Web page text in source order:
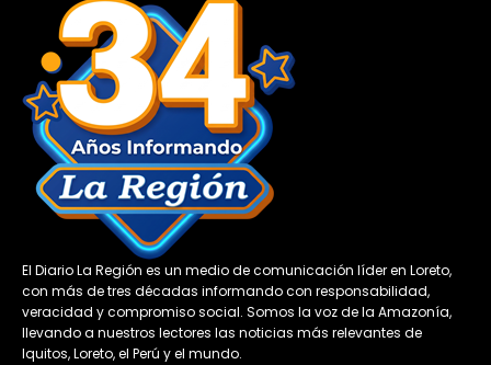
El Diario La Región es un medio de comunicación líder en Loreto,
con más de tres décadas informando con responsabilidad,
veracidad y compromiso social. Somos la voz de la Amazonía,
llevando a nuestros lectores las noticias más relevantes de
Iquitos, Loreto, el Perú y el mundo.